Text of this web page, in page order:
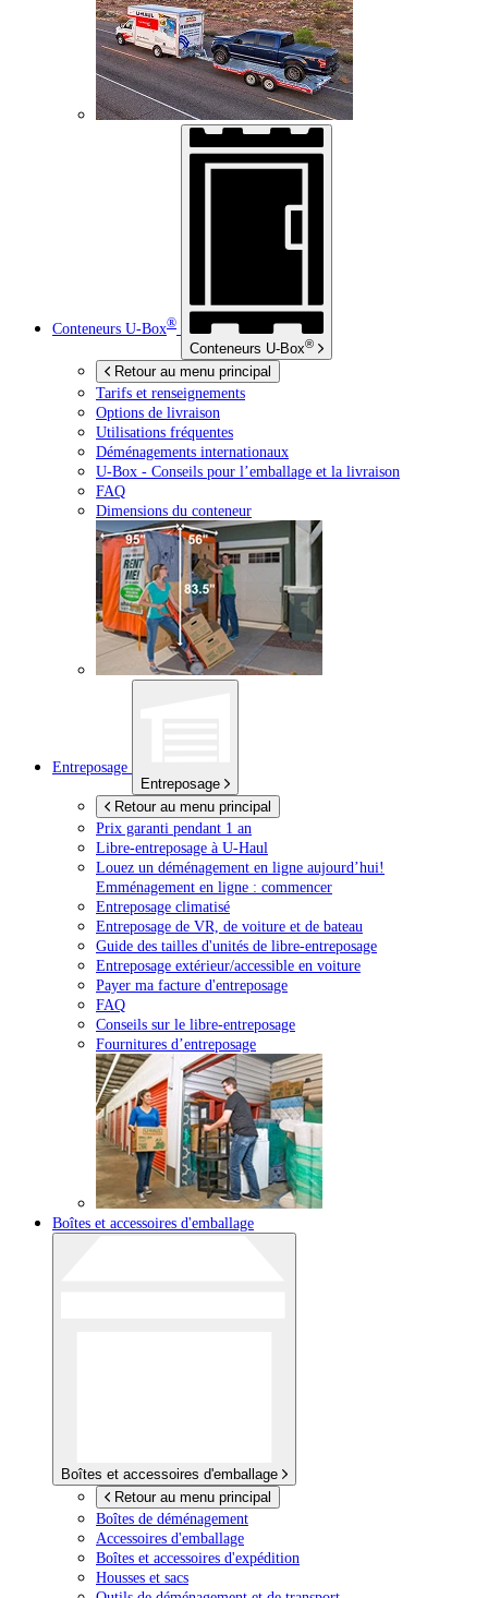
Conteneurs U-Box®
Conteneurs U-Box®
Retour au menu principal
Tarifs et renseignements
Options de livraison
Utilisations fréquentes
Déménagements internationaux
U-Box - Conseils pour l’emballage et la livraison
FAQ
Dimensions du conteneur
Entreposage
Entreposage
Retour au menu principal
Prix garanti pendant 1 an
Libre-entreposage à U-Haul
Louez un déménagement en ligne aujourd’hui!
Emménagement en ligne : commencer
Entreposage climatisé
Entreposage de VR, de voiture et de bateau
Guide des tailles d'unités de libre-entreposage
Entreposage extérieur/accessible en voiture
Payer ma facture d'entreposage
FAQ
Conseils sur le libre-entreposage
Fournitures d’entreposage
Boîtes et accessoires d'emballage
Boîtes et accessoires d'emballage
Retour au menu principal
Boîtes de déménagement
Accessoires d'emballage
Boîtes et accessoires d'expédition
Housses et sacs